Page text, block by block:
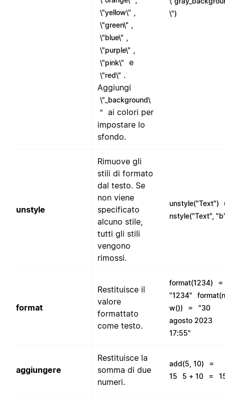
\"yellow\" ,
\"green\" ,
\"blue\" ,
\"purple\" ,
\"pink\" e
\"red\" .
Aggiungi
\"_background\
"
ai colori per
impostare lo
sfondo.
\")
unstyle
Rimuove gli
stili di formato
dal testo. Se
non viene
specificato
alcuno stile,
tutti gli stili
vengono
rimossi.
unstyle("Text")
nstyle("Text",
format
Restituisce il
valore
formattato
come testo.
format(1234) =
"1234"
w())
=
"30
agosto 2023
17:55"
aggiungere
Restituisce la
somma di due
numeri.
add(5, 10) =
15 5 + 10 =